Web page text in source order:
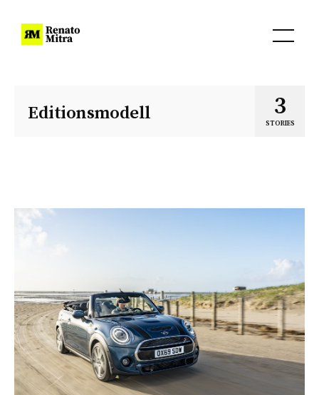
Editionsmodell 3
STORIES